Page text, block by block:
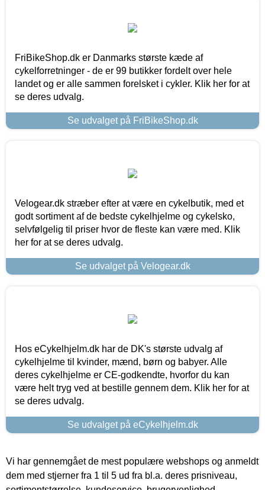
FriBikeShop.dk er Danmarks største kæde af
cykelforretninger - de er 99 butikker fordelt over hele
landet og er alle sammen forelsket i cykler. Klik her for at
se deres udvalg.
Se udvalget på FriBikeShop.dk
Velogear.dk stræber efter at være en cykelbutik, med et
godt sortiment af de bedste cykelhjelme og cykelsko,
selvfølgelig til priser hvor de fleste kan være med. Klik
her for at se deres udvalg.
Se udvalget på Velogear.dk
Hos eCykelhjelm.dk har de DK's største udvalg af
cykelhjelme til kvinder, mænd, børn og babyer. Alle
deres cykelhjelme er CE-godkendte, hvorfor du kan
være helt tryg ved at bestille gennem dem. Klik her for at
se deres udvalg.
Se udvalget på eCykelhjelm.dk
Vi har gennemgået de mest populære webshops og anmeldt
dem med stjerner fra 1 til 5 ud fra bl.a. deres prisniveau,